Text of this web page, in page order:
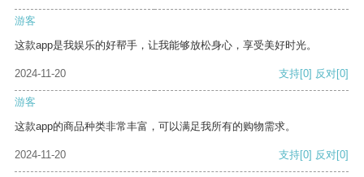
游客
这款app是我娱乐的好帮手，让我能够放松身心，享受美好时光。
2024-11-20 支持[0] 反对[0]
游客
这款app的商品种类非常丰富，可以满足我所有的购物需求。
2024-11-20 支持[0] 反对[0]